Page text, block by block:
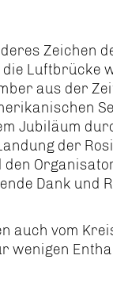
Zeichen
Luftbrücke
aus der
Jubiläum
der
Dank und
auch vom
wenigen